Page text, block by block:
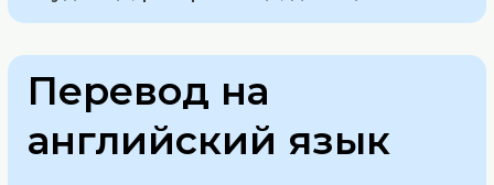
Перевод на
английский язык